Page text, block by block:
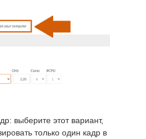
выберите этот вариант,
только один кадр в